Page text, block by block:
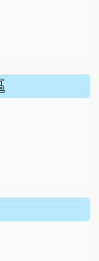
presentation/d/
presentation/d/